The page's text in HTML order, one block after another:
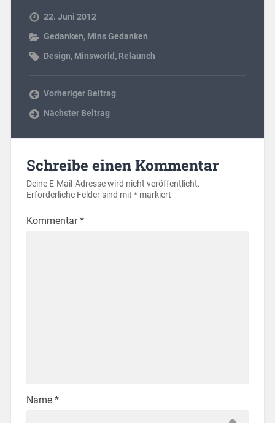
22. Juni 2012
Gedanken, Mins Gedanken
Design, Minsworld , Relaunch
Vorheriger Beitrag
Nächster Beitrag
Schreibe einen Kommentar
Deine E-Mail-Adresse wird nicht veröffentlicht.
Erforderliche Felder sind mit *markiert
Kommentar*
Name *